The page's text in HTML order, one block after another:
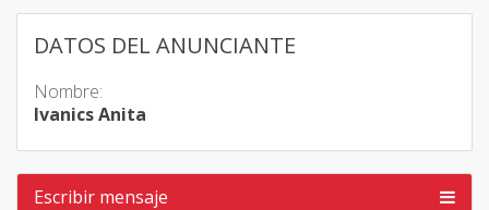
DATOS DEL ANUNCIANTE
Nombre:
Ivanics Anita
Escribir mensaje